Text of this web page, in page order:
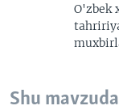
O'zbek
Shu mavzuda